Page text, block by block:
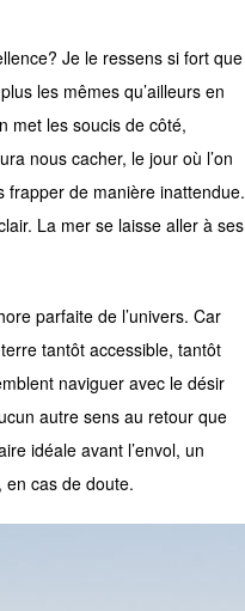
Je le ressens si fort que
les mêmes qu’ailleurs en
met les soucis de côté,
nous cacher, le jour où l’on
frapper de manière inattendue.
La mer se laisse aller à ses
parfaite de l’univers. Car
tantôt accessible, tantôt
naviguer avec le désir
autre sens au retour que
idéale avant l’envol, un
cas de doute.